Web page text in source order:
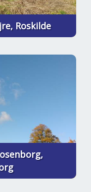
Roskilde